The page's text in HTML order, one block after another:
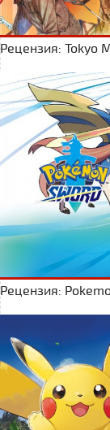
Рецензия: Tokyo
Рецензия: